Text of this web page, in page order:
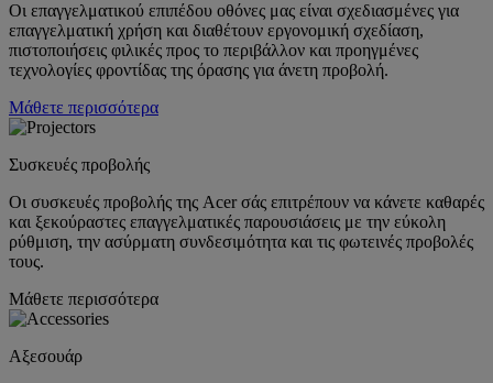
Οι επαγγελματικού επιπέδου οθόνες μας είναι σχεδιασμένες για
επαγγελματική χρήση και διαθέτουν εργονομική σχεδίαση,
πιστοποιήσεις φιλικές προς το περιβάλλον και προηγμένες
τεχνολογίες φροντίδας της όρασης για άνετη προβολή.
Μάθετε περισσότερα
Συσκευές προβολής
Οι συσκευές προβολής της Acer σάς επιτρέπουν να κάνετε καθαρές
και ξεκούραστες επαγγελματικές παρουσιάσεις με την εύκολη
ρύθμιση, την ασύρματη συνδεσιμότητα και τις φωτεινές προβολές
τους.
Μάθετε περισσότερα
Αξεσουάρ